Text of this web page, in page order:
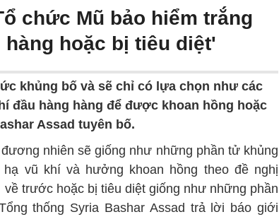
chức Mũ bảo hiểm trắng
hoặc bị tiêu diệt'
khủng bố và sẽ chỉ có lựa chọn như các
đầu hàng hàng để được khoan hồng hoặc
Assad tuyên bố.
nhiên sẽ giống như những phần tử khủng
vũ khí và hưởng khoan hồng theo đề nghị
trước hoặc bị tiêu diệt giống như những phần
thống Syria Bashar Assad trả lời báo giới